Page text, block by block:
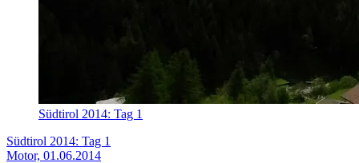
Südtirol 2014: Tag 1
Südtirol 2014: Tag 1
Motor, 01.06.2014